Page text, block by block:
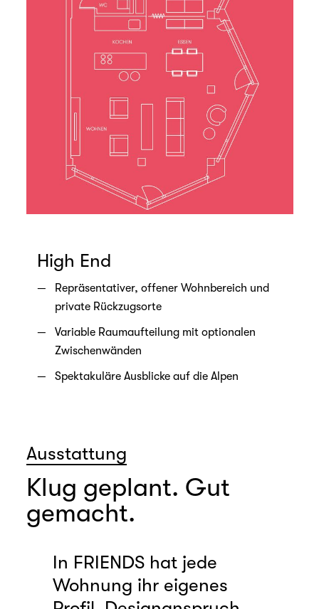
High End
Repräsentativer, offener Wohnbereich und
private Rückzugsorte
Variable Raumaufteilung mit optionalen
Zwischenwänden
Spektakuläre Ausblicke auf die Alpen
Ausstattung
Klug geplant. Gut
gemacht.
In FRIENDS hat jede
Wohnung ihr eigenes